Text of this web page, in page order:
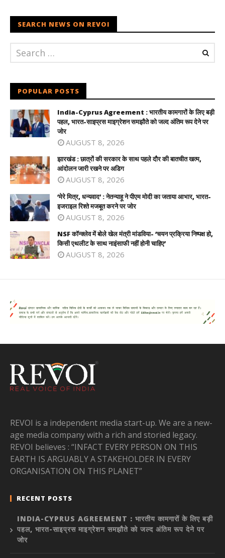
SEARCH NEWS ON REVOI
POPULAR POSTS
India-Cyprus Agreement : भारतीय कामगारों के लिए बड़ी
पहल, भारत-साइप्रस माइग्रेशन समझौते को जल्द अंतिम रूप देने पर
जोर
AUGUST 8, 2026
झारखंड : छात्रों की सरकार के साथ पहले दौर की बातचीत खत्म,
आंदोलन जारी रखने पर अडिग
AUGUST 8, 2026
‘मेरे मित्र, धन्यवाद’ : नेतन्याहू ने पीएम मोदी का जताया आभार, भारत-
इजराइल रिश्ते मजबूत करने पर जोर
AUGUST 8, 2026
NSF कॉन्क्लेव में बोले खेल मंत्री मांडविया- ‘चयन प्रक्रिया निष्पक्ष हो,
किसी एथलीट के साथ नाइंसाफी नहीं होनी चाहिए’
AUGUST 8, 2026
REVOI is a independent media start-up. We are a new-
age media company with a rich and storied legacy.
REVOI believes : “INFACT EVERY PERSON ON THIS
EARTH IS ARGUABLY A STAKEHOLDER IN EVERY
ORGANISATION ON THIS PLANET”
RECENT POSTS
INDIA-CYPRUS AGREEMENT : भारतीय कामगारों के लिए बड़ी
पहल, भारत-साइप्रस माइग्रेशन समझौते को जल्द अंतिम रूप देने पर
जोर